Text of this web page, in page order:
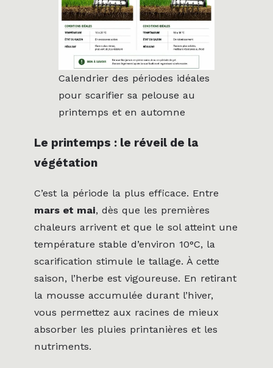
Calendrier des périodes idéales
pour scarifier sa pelouse au
printemps et en automne
Le printemps : le réveil de la
végétation
C’est la période la plus efficace. Entre
mars et mai, dès que les premières
chaleurs arrivent et que le sol atteint une
température stable d’environ 10°C, la
scarification stimule le tallage. À cette
saison, l’herbe est vigoureuse. En retirant
la mousse accumulée durant l’hiver,
vous permettez aux racines de mieux
absorber les pluies printanières et les
nutriments.